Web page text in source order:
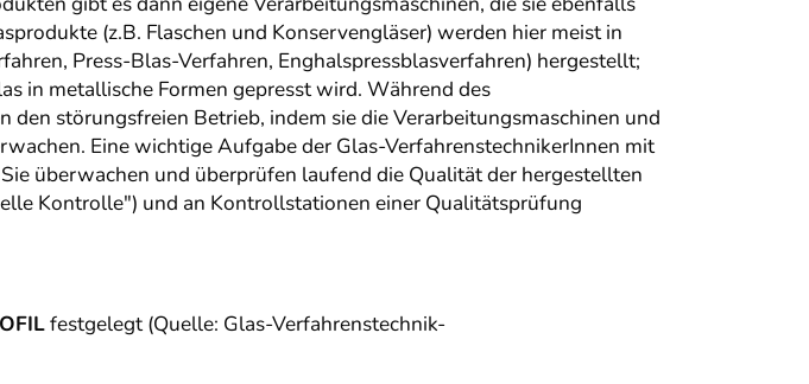
(z.B. Flaschen und Konservengläser) werden hier meist in
Press-Blas-Verfahren, Enghalspressblasverfahren) hergestellt;
in metallische Formen gepresst wird. Während des
störungsfreien Betrieb, indem sie die Verarbeitungsmaschinen und
Eine wichtige Aufgabe der Glas-VerfahrenstechnikerInnen mit
überwachen und überprüfen laufend die Qualität der hergestellten
Kontrolle") und an Kontrollstationen einer Qualitätsprüfung
festgelegt (Quelle: Glas-Verfahrenstechnik-